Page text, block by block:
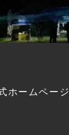
式ホームページ